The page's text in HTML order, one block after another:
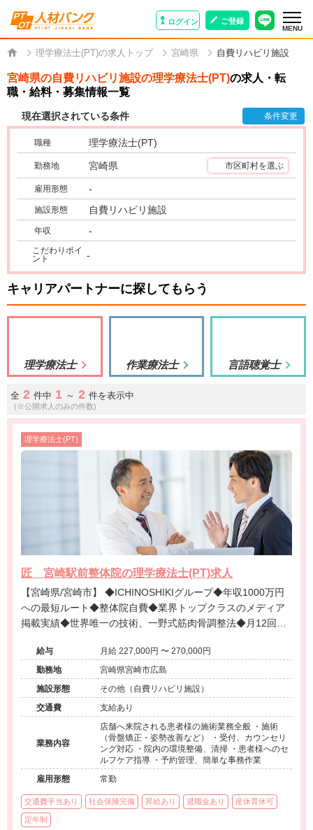
ログイン ご登録
MENU
理学療法士(PT)の求人トップ 宮崎県 自費リハビリ施設
宮崎県の自費リハビリ施設の理学療法士(PT)の求人・転
職・給料・募集情報一覧
現在選択されている条件 条件変更
職種 理学療法士(PT)
勤務地 宮崎県 市区町村を選ぶ
雇用形態 -
施設形態 自費リハビリ施設
年収 -
こだわりポイ
ント
-
キャリアパートナーに探してもらう
理学療法士 作業療法士 言語聴覚士
全 2 件中 1 ～ 2 件を表示中
(※公開求人のみの件数)
理学療法士(PT)
匠 宮崎駅前整体院の理学療法士(PT)求人
【宮崎県/宮崎市】 ◆ICHINOSHIKIグループ◆年収1000万円
への最短ルート◆整体院自費◆業界トップクラスのメディア
掲載実績◆世界唯一の技術、一野式筋肉骨調整法◆月12回の
ブ制度あり◆独立開業支援あり◆海外展開も視野に入れた成
長企業でプロフェッショナルを目指せる環境です。
給与
月給 227,000円 〜 270,000円
勤務地
宮崎県宮崎市広島
施設形態
その他（自費リハビリ施設）
交通費
支給あり
業務内容
店舗へ来院される患者様の施術業務全般 ・施術
（骨盤矯正・姿勢改善など） ・受付、カウンセリ
ング対応 ・院内の環境整備、清掃 ・患者様へのセ
ルフケア指導 ・予約管理、簡単な事務作業
雇用形態
常勤
交通費手当あり 社会保険完備 昇給あり 退職金あり 産休育休可
定年制